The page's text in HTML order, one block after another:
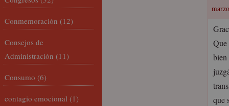
Que
bien
que
Conmemoración (12)
Consejos de
Administración (11)
Consumo (6)
contagio emocional (1)